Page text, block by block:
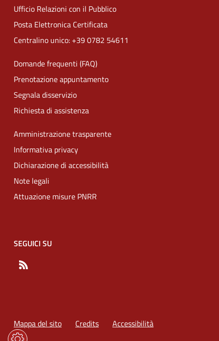
Ufficio Relazioni con il Pubblico
Posta Elettronica Certificata
Centralino unico: +39 0782 54611
Domande frequenti (FAQ)
Prenotazione appuntamento
Segnala disservizio
Richiesta di assistenza
Amministrazione trasparente
Informativa privacy
Dichiarazione di accessibilità
Note legali
Attuazione misure PNRR
SEGUICI SU
Mappa del sito Credits Accessibilità